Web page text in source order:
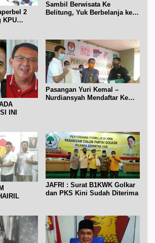
2
KPU
Sambil Berwisata Ke
Belitung, Yuk Berbelanja ke
INI
Pasangan Yuri Kemal –
Nurdiansyah Mendaftar Ke
JAFRI : Surat B1KWK Golkar
dan PKS Kini Sudah Diterima